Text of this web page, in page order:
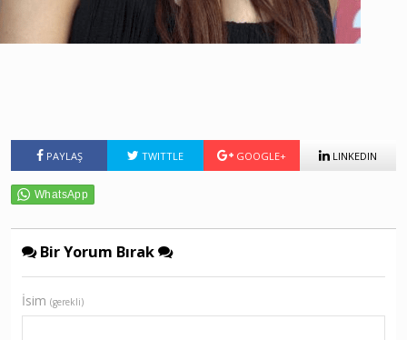
PAYLAŞ TWITTLE GOOGLE+ LINKEDIN
Bir Yorum Bırak
İsim (gerekli)